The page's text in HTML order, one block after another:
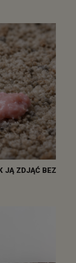
JĄ ZDJĄĆ BEZ